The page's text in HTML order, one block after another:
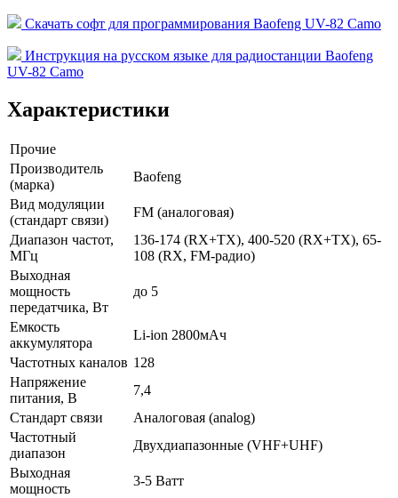
Скачать софт для программирования Baofeng UV-82 Camo
Инструкция на русском языке для радиостанции Baofeng
UV-82 Camo
Характеристики
Прочие
Производитель
(марка)
Baofeng
Вид модуляции
(стандарт связи)
FM (аналоговая)
Диапазон частот,
МГц
136-174 (RX+TX), 400-520 (RX+TX), 65-
108 (RX, FM-радио)
Выходная
мощность
передатчика, Вт
до 5
Емкость
аккумулятора
Li-ion 2800мАч
Частотных каналов 128
Напряжение
питания, В
7,4
Стандарт связи
Аналоговая (analog)
Частотный
диапазон
Двухдиапазонные (VHF+UHF)
Выходная
мощность
3-5 Ватт